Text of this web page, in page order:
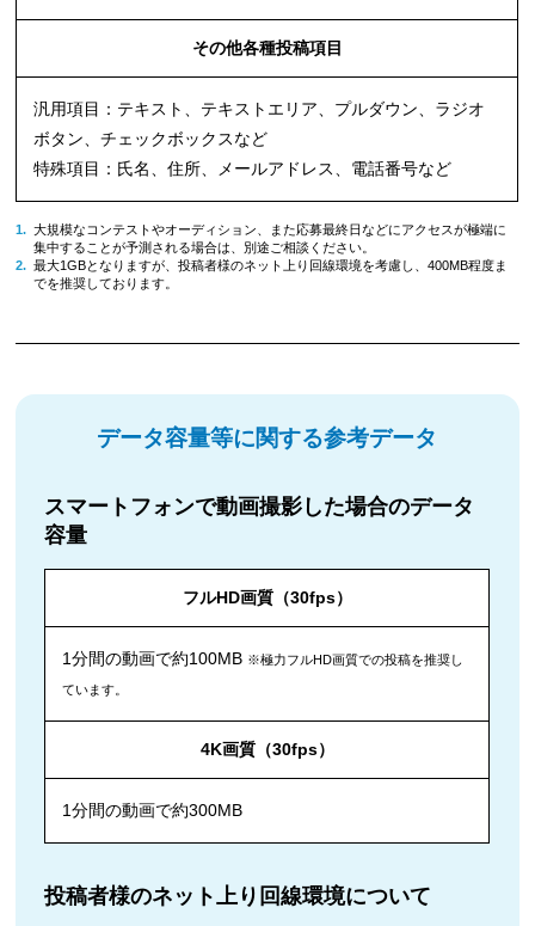
その他各種投稿項目
汎用項目：テキスト、テキストエリア、プルダウン、ラジオ
ボタン、チェックボックスなど
特殊項目：氏名、住所、メールアドレス、電話番号など
大規模なコンテストやオーディション、また応募最終日などにアクセスが極端に
集中することが予測される場合は、別途ご相談ください。
最大1GBとなりますが、投稿者様のネット上り回線環境を考慮し、400MB程度ま
でを推奨しております。
データ容量等に関する参考データ
スマートフォンで動画撮影した場合のデータ
容量
フルHD画質（30fps）
1分間の動画で約100MB ※極力フルHD画質での投稿を推奨し
ています。
4K画質（30fps）
1分間の動画で約300MB
投稿者様のネット上り回線環境について